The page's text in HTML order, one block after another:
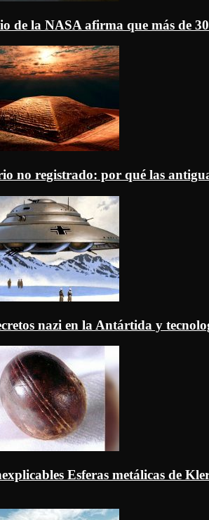
de la NASA afirma que más de
no registrado: por qué las
nazi en la Antártida y
Esferas metálicas de